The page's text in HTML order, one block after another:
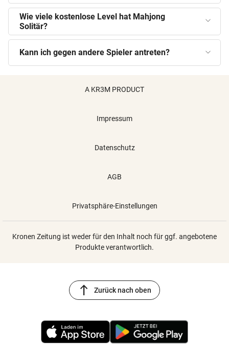
Wie viele kostenlose Level hat Mahjong
Solitär?
Kann ich gegen andere Spieler antreten?
A KR3M PRODUCT
Impressum
Datenschutz
AGB
Privatsphäre-Einstellungen
Kronen Zeitung ist weder für den Inhalt noch für ggf. angebotene
Produkte verantwortlich.
north Zurück nach oben